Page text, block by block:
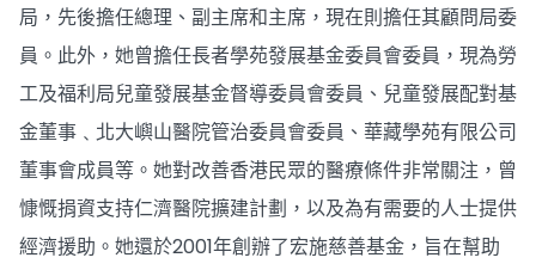
局，先後擔任總理、副主席和主席，現在則擔任其顧問局委
員。此外，她曾擔任長者學苑發展基金委員會委員，現為勞
工及福利局兒童發展基金督導委員會委員、兒童發展配對基
金董事﹑北大嶼山醫院管治委員會委員、華藏學苑有限公司
董事會成員等。她對改善香港民眾的醫療條件非常關注，曾
慷慨捐資支持仁濟醫院擴建計劃，以及為有需要的人士提供
經濟援助。她還於2001年創辦了宏施慈善基金，旨在幫助